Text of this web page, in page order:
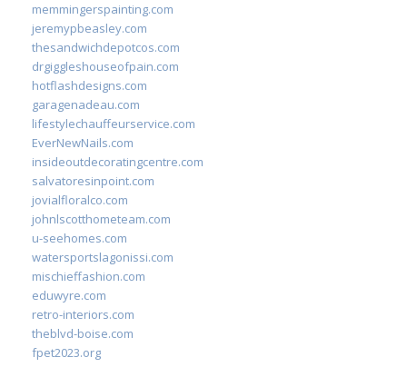
memmingerspainting.com
jeremypbeasley.com
thesandwichdepotcos.com
drgiggleshouseofpain.com
hotflashdesigns.com
garagenadeau.com
lifestylechauffeurservice.com
EverNewNails.com
insideoutdecoratingcentre.com
salvatoresinpoint.com
jovialfloralco.com
johnlscotthometeam.com
u-seehomes.com
watersportslagonissi.com
mischieffashion.com
eduwyre.com
retro-interiors.com
theblvd-boise.com
fpet2023.org